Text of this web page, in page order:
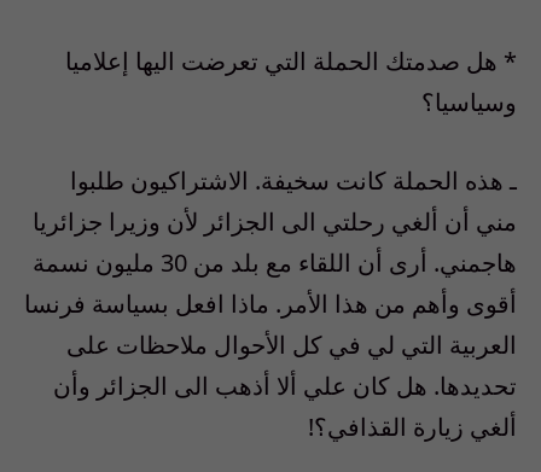
* هل صدمتك الحملة التي تعرضت اليها إعلاميا
وسياسيا؟
ـ هذه الحملة كانت سخيفة. الاشتراكيون طلبوا
مني أن ألغي رحلتي الى الجزائر لأن وزيرا جزائريا
هاجمني. أرى أن اللقاء مع بلد من 30 مليون نسمة
أقوى وأهم من هذا الأمر. ماذا افعل بسياسة فرنسا
العربية التي لي في كل الأحوال ملاحظات على
تحديدها. هل كان علي ألا أذهب الى الجزائر وأن
ألغي زيارة القذافي؟!